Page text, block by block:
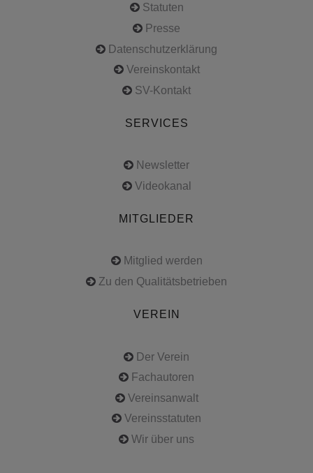
Statuten
Presse
Datenschutzerklärung
Vereinskontakt
SV-Kontakt
SERVICES
Newsletter
Videokanal
MITGLIEDER
Mitglied werden
Zu den Qualitätsbetrieben
VEREIN
Der Verein
Fachautoren
Vereinsanwalt
Vereinsstatuten
Wir über uns